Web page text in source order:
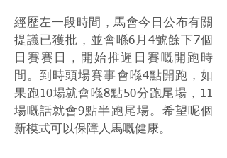
經歷左一段時間，馬會今日公布有關
提議已獲批，並會喺6月4號餘下7個
日賽賽日，開始推遲日賽嘅開跑時
間。到時頭場賽事會喺4點開跑，如
果跑10場就會喺8點50分跑尾場，11
場嘅話就會9點半跑尾場。希望呢個
新模式可以保障人馬嘅健康。